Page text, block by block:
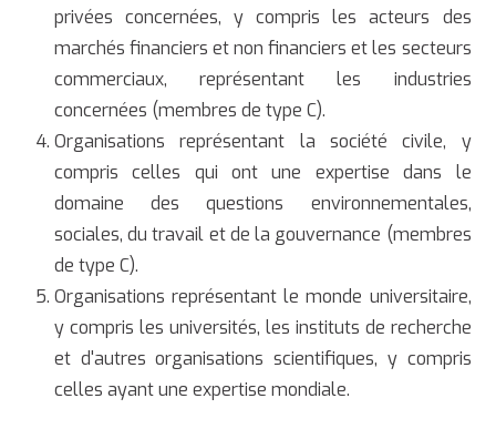
privées concernées, y compris les acteurs des
marchés financiers et non financiers et les secteurs
commerciaux, représentant les industries
concernées (membres de type C).
Organisations représentant la société civile, y
compris celles qui ont une expertise dans le
domaine des questions environnementales,
sociales, du travail et de la gouvernance (membres
de type C).
Organisations représentant le monde universitaire,
y compris les universités, les instituts de recherche
et d'autres organisations scientifiques, y compris
celles ayant une expertise mondiale.